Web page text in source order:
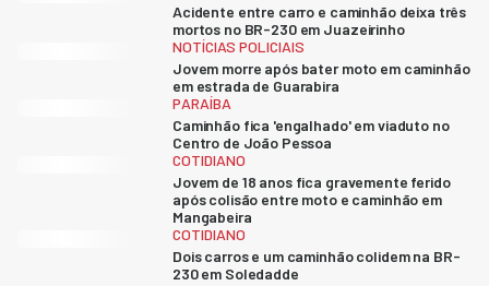
Acidente entre carro e caminhão deixa três
mortos no BR-230 em Juazeirinho
NOTÍCIAS POLICIAIS
Jovem morre após bater moto em caminhão
em estrada de Guarabira
PARAÍBA
Caminhão fica 'engalhado' em viaduto no
Centro de João Pessoa
COTIDIANO
Jovem de 18 anos fica gravemente ferido
após colisão entre moto e caminhão em
Mangabeira
COTIDIANO
Dois carros e um caminhão colidem na BR-
230 em Soledadde